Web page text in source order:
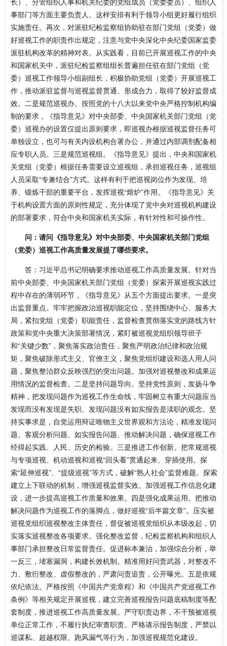
事部门等方面主要负责人。这样安排有利于领导小组更好履行组织
实施责任。再次，对派驻纪检监察组协助驻在部门党组（党委）做
好巡视工作的职责作出规定，注意与党中央深化中央纪委国家监委
派驻机构改革的精神对表。从实践看，目前已开展巡视工作的中央
和国家机关中，派驻纪检监察组组长普遍担任驻在部门党组（党
委）巡视工作领导小组副组长，积极协助党组（党委）开展巡视工
作，推动派驻监督与巡视监督贯通、形成合力，取得了较好监督成
效。二是规范巡视办。按照党的十八大以来党中央严格控制机构编
制的要求，《指导意见》对中央部委、中央国家机关部门党组（党
委）巡视办的设置仅提出原则要求，即巡视办根据巡视监督任务可
单独设立，也可与有关内设机构合署办公，并通过内部调剂配备相
应专职人员。三是规范巡视组。《指导意见》提出，中央和国家机
关党组（党委）根据任务需要设立巡视组，承担巡视任务，巡视组
人员采取“专兼结合”方式。这样有利于把巡视岗位作为发现、培
养、锻炼干部的重要平台，发挥巡视“熔炉”作用。《指导意见》关
于机构设置方面的原则性规定，充分体现了党中央对巡视机构建设
的部署要求，符合中央和国家机关实际，有针对性和可操作性。
问：请问《指导意见》对中央部委、中央国家机关部门党组
（党委）巡视工作高质量发展提了哪些要求。
答：习近平总书记明确要求推动巡视工作高质量发展。针对当
前中央部委、中央国家机关部门党组（党委）探索开展巡视实践过
程中存在的薄弱环节，《指导意见》从五个方面提出要求。一是突
出监督重点。牢牢把握政治巡视职能定位，坚持围绕中心、服务大
局，紧扣党组（党委）职能责任，监督检查贯彻落实党的路线方针
政策和党中央重大决策部署情况，紧盯被巡视党组织领导班子
和“关键少数”，聚焦落实政治责任，聚焦严明政治纪律和政治规
矩，聚焦破除形式主义、官僚主义，聚焦党组织建设和选人用人问
题，聚焦整治群众反映强烈的突出问题。加强对巡视整改和成果运
用情况的监督检查。二是坚持问题导向。坚持党性原则，发扬斗争
精神，把发现问题作为巡视工作生命线，牢固树立有重大问题应当
发现而没有发现是失职、发现问题没有如实报告是渎职的观念。坚
持实事求是，自觉运用辩证唯物主义世界观和方法论，精准发现问
题、客观分析问题、如实报告问题、推动解决问题，确保巡视工作
经得起实践、人民、历史的检验。三是推进工作创新。把常规巡视
与专项巡视、机动巡视和巡视“回头看”贯通起来、穿插使用。探
索“延伸巡视”、“提级巡视”等方式，破解“熟人社会”监督难题。探索
建立上下联动的机制，增强巡视监督实效。加强巡视工作信息化建
设，进一步提高巡视工作质量和效果。四是强化成果运用。把推动
解决问题作为巡视工作的落脚点，做好巡视“后半篇文章”。压实被
巡视党组织巡视整改主体责任，督促被巡视党组织从本级改起，切
实落实巡视整改各项要求。强化整改监督，纪检监察机构和组织人
事部门承担整改日常监督责任。促进标本兼治，加强综合分析，举
一反三，堵塞漏洞，构建长效机制。精准用好问责武器，对整改不
力、敷衍整改、虚假整改的，严肃问责追责，公开曝光。五是依规
依纪依法。严格按照《中国共产党章程》和《中国共产党巡视工作
条例》等相关规定开展巡视，建立完善巡视报告问题底稿制度等配
套制度，推进巡视工作高质量发展。严守职责边界，不干预被巡视
单位正常工作，不履行执纪审查职责。严格请示报告制度，严禁以
巡谋私、超越权限、跑风漏气等行为，加强巡视规范化建设。